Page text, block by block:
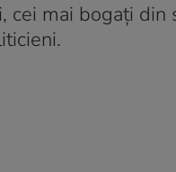
mai bogați din